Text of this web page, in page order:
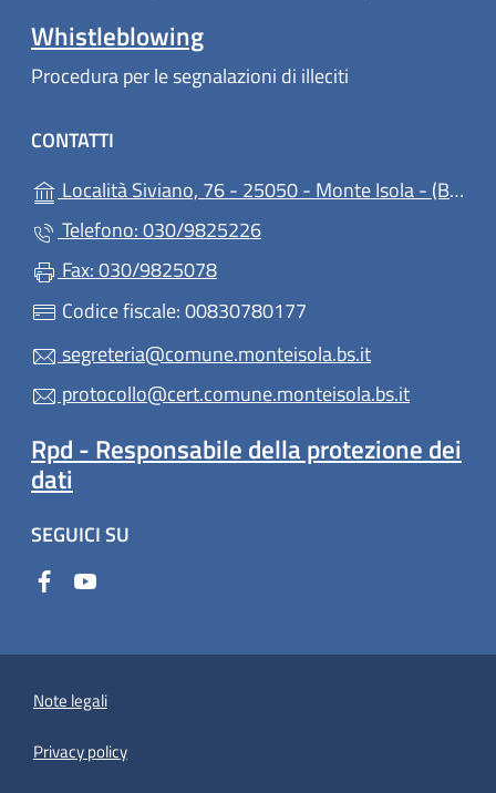
Whistleblowing
Procedura per le segnalazioni di illeciti
CONTATTI
Località Siviano, 76 - 25050 - Monte Isola - (BS)
Telefono: 030/9825226
Fax: 030/9825078
Codice fiscale: 00830780177
segreteria@comune.monteisola.bs.it
protocollo@cert.comune.monteisola.bs.it
Rpd - Responsabile della protezione dei
dati
SEGUICI SU
Note legali
Privacy policy